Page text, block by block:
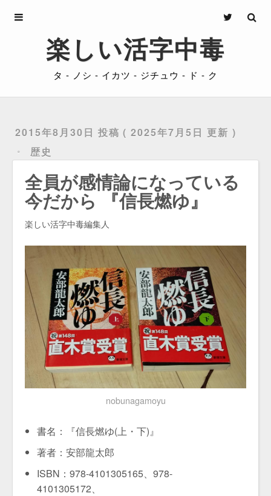
楽しい活字中毒
タ - ノシ - イカツ - ジチュウ - ド - ク
2015年8月30日 投稿
2025年7月5日 更新
歴史
全員が感情論になっている
今だから 『信長燃ゆ』
楽しい活字中毒編集人
nobunagamoyu
書名：『信長燃ゆ(上・下)』
著者：安部龍太郎
ISBN：978-4101305165、978-
4101305172、
Archives